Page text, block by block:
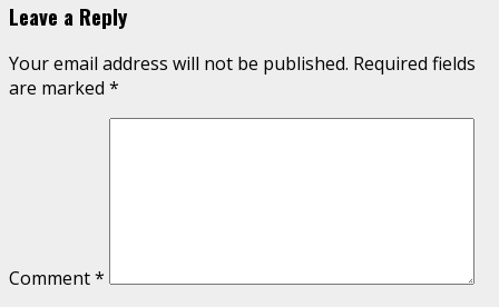
Leave a Reply
Your email address will not be published. Required fields
are marked *
Comment*